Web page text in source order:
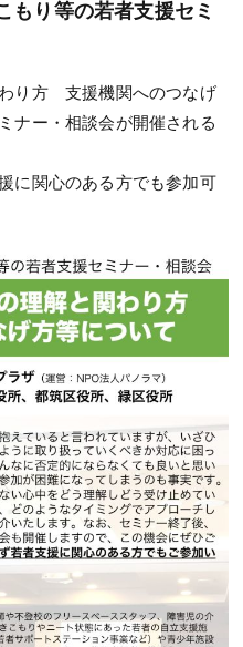
り等の若者支援セミ
わり方 支援機関へのつなげ
ナー・相談会が開催される
に関心のある方でも参加可